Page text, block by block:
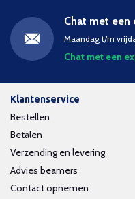
Chat met een
Maandag t/m
Chat met een
Klantenservice
Bestellen
Betalen
Verzending en levering
Advies beamers
Contact opnemen